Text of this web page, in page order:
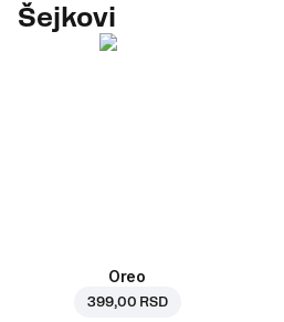
Šejkovi
Oreo
399,00 RSD